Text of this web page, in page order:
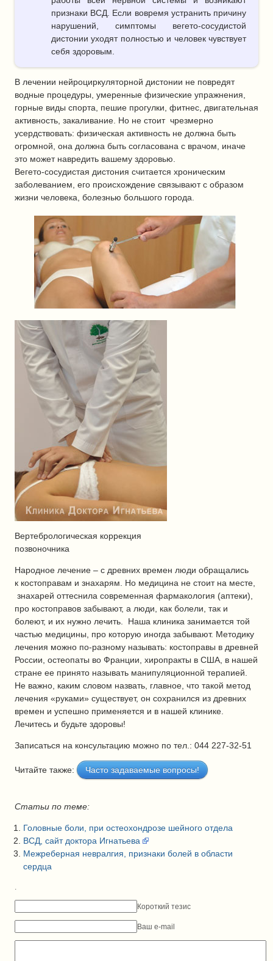
признаки ВСД. Если вовремя устранить причину
нарушений, симптомы вегето-сосудистой
дистонии уходят полностью и человек чувствует
себя здоровым.
В лечении нейроциркуляторной дистонии не повредят
водные процедуры, умеренные физические упражнения,
горные виды спорта, пешие прогулки, фитнес, двигательная
активность, закаливание. Но не стоит чрезмерно
усердствовать: физическая активность не должна быть
огромной, она должна быть согласована с врачом, иначе
это может навредить вашему здоровью.
Вегето-сосудистая дистония считается хроническим
заболеванием, его происхождение связывают с образом
жизни человека, болезнью большого города.
Вертебрологическая коррекция
позвоночника
Народное лечение – с древних времен люди обращались
к костоправам и знахарям. Но медицина не стоит на месте,
знахарей оттеснила современная фармакология (аптеки),
про костоправов забывают, а люди, как болели, так и
болеют, и их нужно лечить. Наша клиника занимается той
частью медицины, про которую иногда забывают. Методику
лечения можно по-разному называть: костоправы в древней
России, остеопаты во Франции, хиропракты в США, в нашей
стране ее принято называть манипуляционной терапией.
Не важно, каким словом назвать, главное, что такой метод
лечения «руками» существует, он сохранился из древних
времен и успешно применяется и в нашей клинике.
Лечитесь и будьте здоровы!
Записаться на консультацию можно по тел.: 044 227-32-51
Читайте также: Часто задаваемые вопросы!
Статьи по теме:
Головные боли, при остеохондрозе шейного отдела
ВСД, сайт доктора Игнатьева
Межреберная невралгия, признаки болей в области
сердца
.
Короткий тезис
Ваш e-mail